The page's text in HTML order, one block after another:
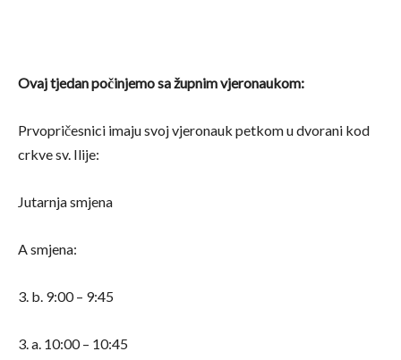
Ovaj tjedan počinjemo sa župnim vjeronaukom:
Prvopričesnici imaju svoj vjeronauk petkom u dvorani kod
crkve sv. Ilije:
Jutarnja smjena
A smjena:
3. b. 9:00 – 9:45
3. a. 10:00 – 10:45